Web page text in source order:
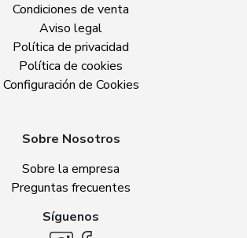
Condiciones de venta
Aviso legal
Política de privacidad
Política de cookies
Configuración de Cookies
Sobre Nosotros
Sobre la empresa
Preguntas frecuentes
Síguenos